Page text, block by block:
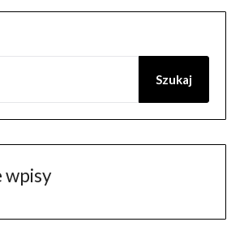
Szukaj
wpisy